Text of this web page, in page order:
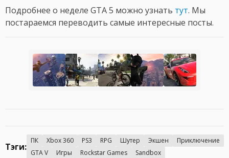
Подробнее о неделе GTA 5 можно узнать тут. Мы
постараемся переводить самые интересные посты.
Тэги:
ПК Xbox 360 PS3 RPG Шутер Экшен
Приключение
GTA V
Игры Rockstar Games Sandbox